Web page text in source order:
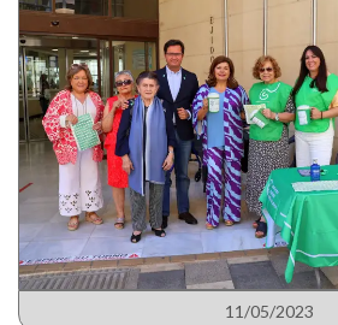
11/05/2023